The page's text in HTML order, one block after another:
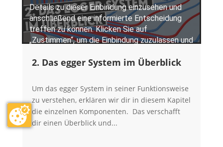
2. Das egger System im Überblick
Um das egger System in seiner Funktionsweise
zu verstehen, erklären wir dir in diesem Kapitel
die einzelnen Komponenten. Das verschafft
dir einen Überblick und...